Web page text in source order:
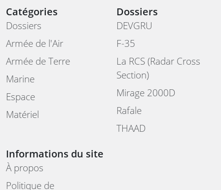
Catégories
Dossiers
Armée de l'Air
Armée de Terre
Marine
Espace
Matériel
Dossiers
DEVGRU
F-35
La RCS (Radar Cross
Section)
Mirage 2000D
Rafale
THAAD
Informations du site
À propos
Politique de